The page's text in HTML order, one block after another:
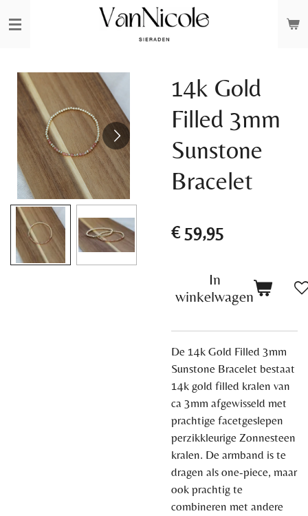
direct
hoofdinhoud
14k Gold
Filled 3mm
Sunstone
Bracelet
€ 59,95
In
winkelwagen
De 14k Gold Filled 3mm
Sunstone Bracelet bestaat
14k gold filled kralen van
ca 3mm afgewisseld met
prachtige facetgeslepen
perzikkleurige Zonnesteen
kralen. De armband is te
dragen als one-piece, maar
ook prachtig te
combineren met andere